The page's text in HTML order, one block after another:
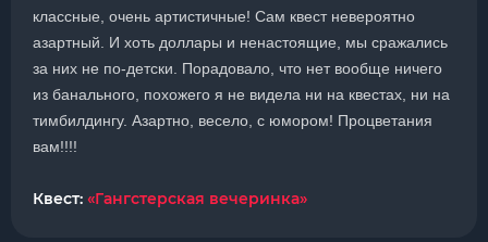
классные, очень артистичные! Сам квест невероятно
азартный. И хоть доллары и ненастоящие, мы сражались
за них не по-детски. Порадовало, что нет вообще ничего
из банального, похожего я не видела ни на квестах, ни на
тимбилдингу. Азартно, весело, с юмором! Процветания
вам!!!!
Квест: «Гангстерская вечеринка»